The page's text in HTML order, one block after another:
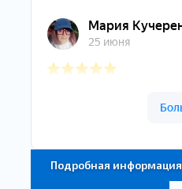
Подробная информация